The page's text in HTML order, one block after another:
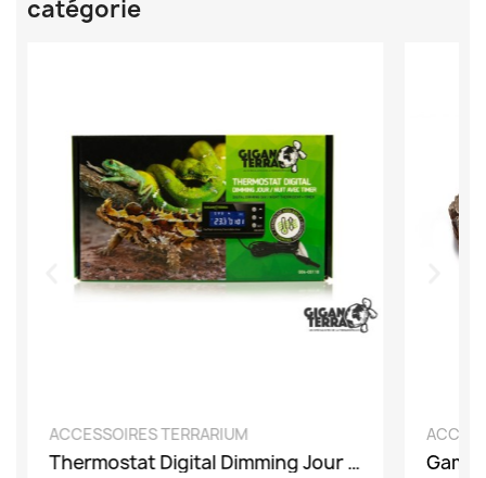
catégorie
DÉCOUVRIR
ACCESSOIRES TERRARIUM
Thermostat Digital Dimming Jour Nuit avec Timer